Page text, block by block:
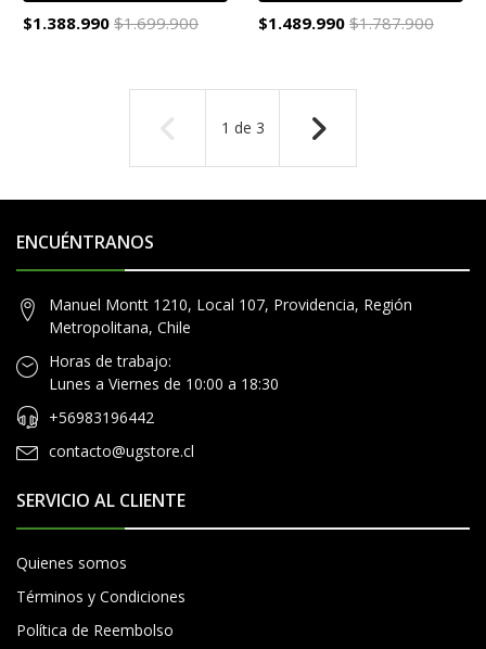
$1.388.990 $1.699.900 $1.489.990 $1.787.900
1 de 3
ENCUÉNTRANOS
Manuel Montt 1210, Local 107, Providencia, Región
Metropolitana, Chile
Horas de trabajo:
Lunes a Viernes de 10:00 a 18:30
+56983196442
contacto@ugstore.cl
SERVICIO AL CLIENTE
Quienes somos
Términos y Condiciones
Política de Reembolso